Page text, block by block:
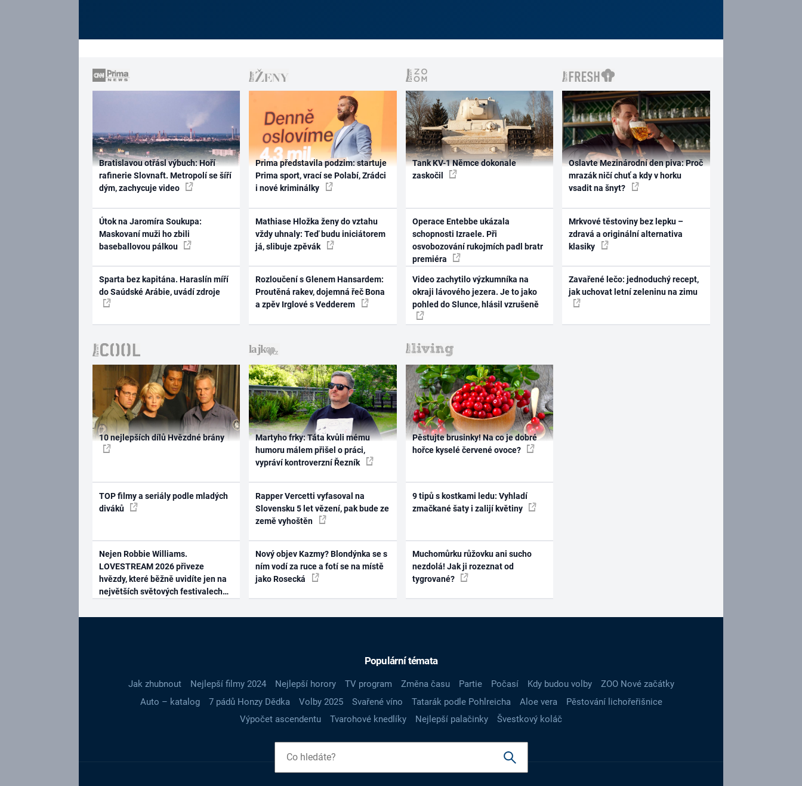
Bratislavou otřásl výbuch: Hoří
rafinerie Slovnaft. Metropolí se šíří
dým, zachycuje video
Útok na Jaromíra Soukupa:
Maskovaní muži ho zbili
baseballovou pálkou
Sparta bez kapitána. Haraslín míří
do Saúdské Arábie, uvádí zdroje
Prima představila podzim: startuje
Prima sport, vrací se Polabí, Zrádci
i nové kriminálky
Mathiase Hložka ženy do vztahu
vždy uhnaly: Teď budu iniciátorem
já, slibuje zpěvák
Rozloučení s Glenem Hansardem:
Proutěná rakev, dojemná řeč Bona
a zpěv Irglové s Vedderem
Tank KV-1 Němce dokonale
zaskočil
Operace Entebbe ukázala
schopnosti Izraele. Při
osvobozování rukojmích padl bratr
premiéra
Video zachytilo výzkumníka na
okraji lávového jezera. Je to jako
pohled do Slunce, hlásil vzrušeně
Oslavte Mezinárodní den piva: Proč
mrazák ničí chuť a kdy v horku
vsadit na šnyt?
Mrkvové těstoviny bez lepku –
zdravá a originální alternativa
klasiky
Zavařené lečo: jednoduchý recept,
jak uchovat letní zeleninu na zimu
10 nejlepších dílů Hvězdné brány
TOP filmy a seriály podle mladých
diváků
Nejen Robbie Williams.
LOVESTREAM 2026 přiveze
hvězdy, které běžně uvidíte jen na
největších světových festivalech
Martyho frky: Táta kvůli mému
humoru málem přišel o práci,
vypráví kontroverzní Řezník
Rapper Vercetti vyfasoval na
Slovensku 5 let vězení, pak bude ze
země vyhoštěn
Nový objev Kazmy? Blondýnka se s
ním vodí za ruce a fotí se na místě
jako Rosecká
Pěstujte brusinky! Na co je dobré
hořce kyselé červené ovoce?
9 tipů s kostkami ledu: Vyhladí
zmačkané šaty i zalijí květiny
Muchomůrku růžovku ani sucho
nezdolá! Jak ji rozeznat od
tygrované?
Populární témata
Jak zhubnout Nejlepší filmy 2024 Nejlepší horory TV program Změna času Partie Počasí Kdy budou volby
ZOO Nové začátky
Auto – katalog
7 pádů Honzy Dědka Volby 2025 Svařené víno Tatarák podle Pohlreicha Aloe vera
Pěstování lichořeřišnice
Výpočet ascendentu
Tvarohové knedlíky Nejlepší palačinky Švestkový koláč